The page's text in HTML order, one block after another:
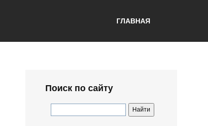
ГЛАВНАЯ
Поиск по сайту